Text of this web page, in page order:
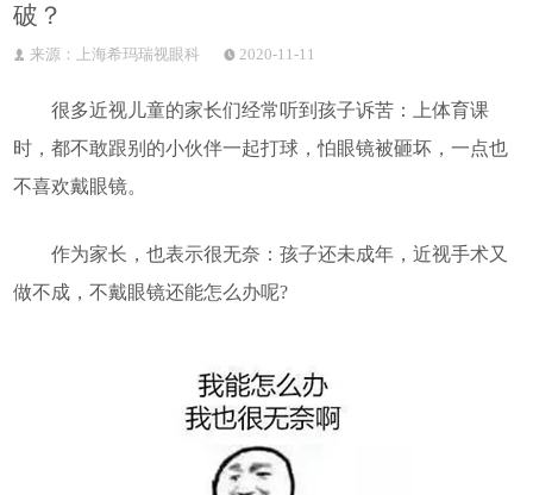
破？
来源：上海希玛瑞视眼科 2020-11-11
很多近视儿童的家长们经常听到孩子诉苦：上体育课
时，都不敢跟别的小伙伴一起打球，怕眼镜被砸坏，一点也
不喜欢戴眼镜。
作为家长，也表示很无奈：孩子还未成年，近视手术又
做不成，不戴眼镜还能怎么办呢?